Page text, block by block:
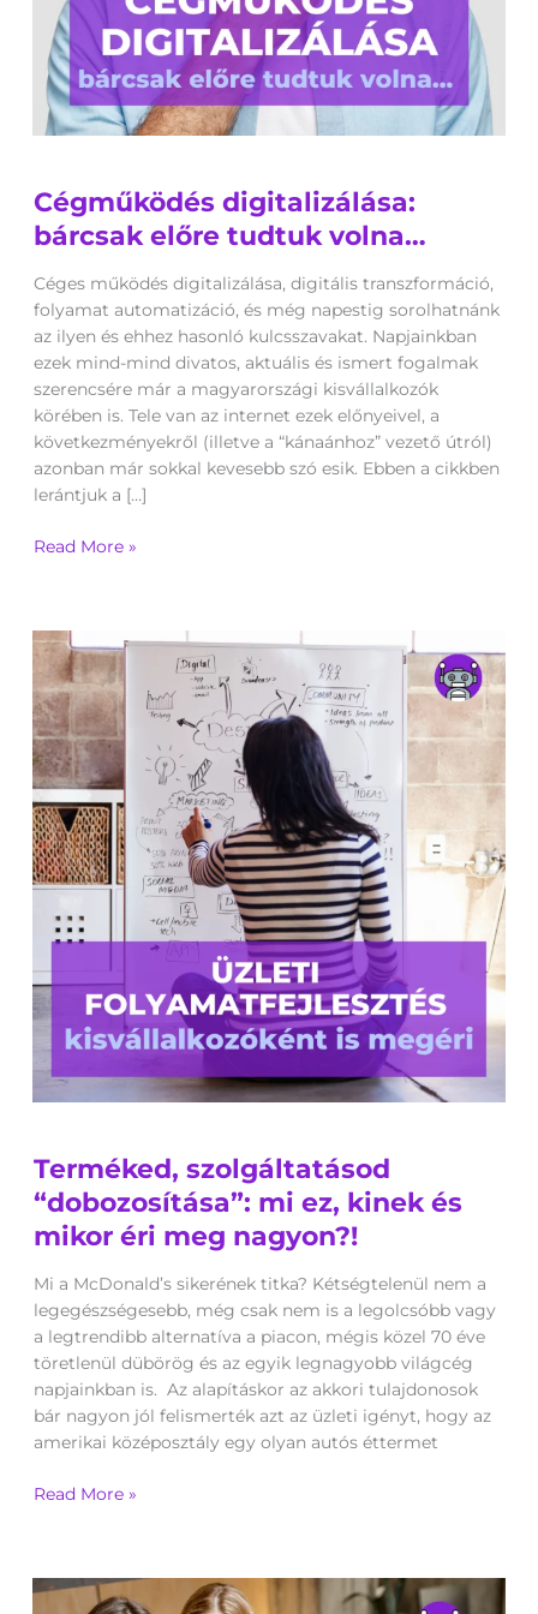
Cégműködés digitalizálása:
bárcsak előre tudtuk volna…
Céges működés digitalizálása, digitális transzformáció,
folyamat automatizáció, és még napestig sorolhatnánk
az ilyen és ehhez hasonló kulcsszavakat. Napjainkban
ezek mind-mind divatos, aktuális és ismert fogalmak
szerencsére már a magyarországi kisvállalkozók
körében is. Tele van az internet ezek előnyeivel, a
következményekről (illetve a “kánaánhoz” vezető útról)
azonban már sokkal kevesebb szó esik. Ebben a cikkben
lerántjuk a […]
digitalizálása:
bárcsak
előre
tudtuk
volna…
Read More »
Terméked, szolgáltatásod
“dobozosítása”: mi ez, kinek és
mikor éri meg nagyon?!
Mi a McDonald’s sikerének titka? Kétségtelenül nem a
legegészségesebb, még csak nem is a legolcsóbb vagy
a legtrendibb alternatíva a piacon, mégis közel 70 éve
töretlenül dübörög és az egyik legnagyobb világcég
napjainkban is. Az alapításkor az akkori tulajdonosok
bár nagyon jól felismerték azt az üzleti igényt, hogy az
amerikai középosztály egy olyan autós éttermet
szolgáltatásod
“dobozosítása”:
mi
ez,
mikor
nagyon?!
Read More »